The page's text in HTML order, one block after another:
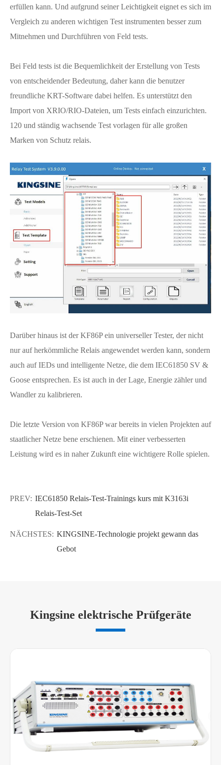
erfüllen kann. Und aufgrund seiner Leichtigkeit eignet es sich im
Vergleich zu anderen wichtigen Test instrumenten besser zum
Mitnehmen und Durchführen von Feld tests.
Bei Feld tests ist die Bequemlichkeit der Erstellung von Tests
von entscheidender Bedeutung, daher kann die benutzer
freundliche KRT-Software dabei helfen. Es unterstützt den
Import von XRIO/RIO-Dateien, um Tests einfach einzurichten.
120 und ständig wachsende Test vorlagen für alle großen
Marken von Schutz relais.
Darüber hinaus ist der KF86P ein universeller Tester, der nicht
nur auf herkömmliche Relais angewendet werden kann, sondern
auch auf IEDs und intelligente Netze, die dem IEC61850 SV &
Goose entsprechen. Es ist auch in der Lage, Energie zähler und
Wandler zu kalibrieren.
Die letzte Version von KF86P war bereits in vielen Projekten auf
staatlicher Netze bene erschienen. Mit einer verbesserten
Leistung wird es in naher Zukunft eine wichtigere Rolle spielen.
PREV: IEC61850 Relais-Test-Trainings kurs mit K3163i
Relais-Test-Set
NÄCHSTES: KINGSINE-Technologie projekt gewann das
Gebot
Kingsine elektrische Prüfgeräte